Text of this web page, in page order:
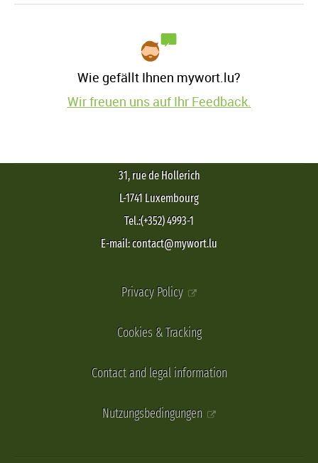
Wie gefällt Ihnen mywort.lu?
Wir freuen uns auf Ihr Feedback.
31, rue de Hollerich
L-1741 Luxembourg
Tel.:(+352) 4993-1
E-mail: contact@mywort.lu
Privacy Policy
Cookies & Tracking
Contact and legal information
Nutzungsbedingungen